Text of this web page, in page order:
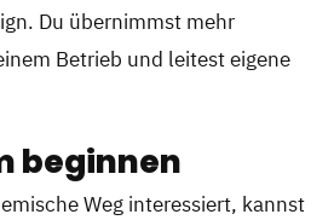
Du übernimmst mehr
Betrieb und leitest eigene
beginnen
Weg interessiert, kannst